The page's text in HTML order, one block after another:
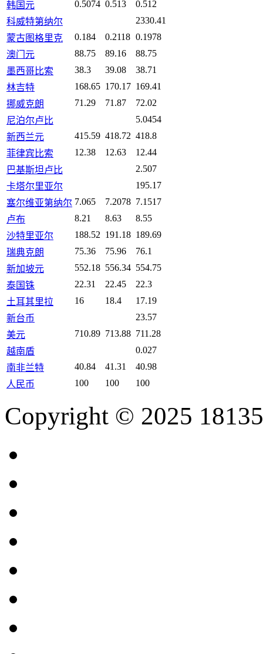
韩国元 0.5074 0.513
0.512
科威特第纳尔
2330.41
蒙古图格里克
0.184 0.2118 0.1978
澳门元
88.75 89.16
88.75
墨西哥比索
38.3 39.08
38.71
林吉特
168.65 170.17 169.41
挪威克朗
71.29 71.87
72.02
尼泊尔卢比
5.0454
新西兰元
415.59 418.72 418.8
菲律宾比索
12.38 12.63
12.44
巴基斯坦卢比
2.507
卡塔尔里亚尔
195.17
塞尔维亚第纳尔 7.065 7.2078 7.1517
卢布
8.21 8.63
8.55
沙特里亚尔
188.52 191.18 189.69
瑞典克朗
75.36 75.96
76.1
新加坡元
552.18 556.34 554.75
泰国铢
22.31 22.45
22.3
土耳其里拉
16 18.4
17.19
新台币
23.57
美元
710.89 713.88 711.28
越南盾
0.027
南非兰特
40.84 41.31
40.98
人民币
100 100 100
Copyright © 2025